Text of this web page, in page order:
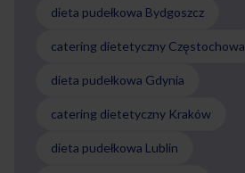
dieta pudełkowa Bydgoszcz
catering dietetyczny Częstochowa
dieta pudełkowa Gdynia
catering dietetyczny Kraków
dieta pudełkowa Lublin